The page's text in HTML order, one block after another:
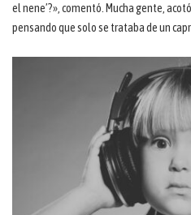
el nene’?», comentó. Mucha gente,
pensando que solo se trataba de un